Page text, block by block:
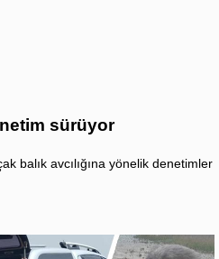
sürüyor
balık avcılığına yönelik denetimler